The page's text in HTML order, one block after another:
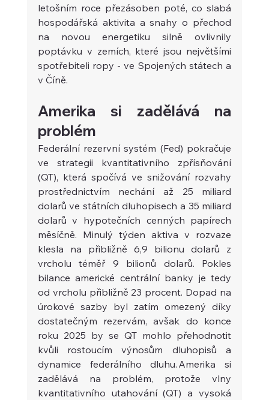
letošním roce přezásoben poté, co slabá
hospodářská aktivita a snahy o přechod
na novou energetiku silně ovlivnily
poptávku v zemích, které jsou největšími
spotřebiteli ropy - ve Spojených státech a
v Číně.
Amerika si zadělává na
problém
Federální rezervní systém (Fed) pokračuje
ve strategii kvantitativního zpřísňování
(QT), která spočívá ve snižování rozvahy
prostřednictvím nechání až 25 miliard
dolarů ve státních dluhopisech a 35 miliard
dolarů v hypotečních cenných papírech
měsíčně. Minulý týden aktiva v rozvaze
klesla na přibližně 6,9 bilionu dolarů z
vrcholu téměř 9 bilionů dolarů. Pokles
bilance americké centrální banky je tedy
od vrcholu přibližně 23 procent. Dopad na
úrokové sazby byl zatím omezený díky
dostatečným rezervám, avšak do konce
roku 2025 by se QT mohlo přehodnotit
kvůli rostoucím výnosům dluhopisů a
dynamice federálního dluhu. Amerika si
zadělává na problém, protože vlny
kvantitativního utahování (QT) a vysoká